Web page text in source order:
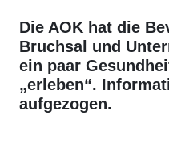
Die AOK hat die
Bruchsal und
ein paar
„erleben“.
aufgezogen.